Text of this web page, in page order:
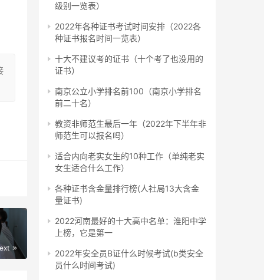
毕
级别一览表）
2022年各种证书考试时间安排（2022各
种证书报名时间一览表）
十大不建议考的证书（十个考了也没用的
证书）
南京公立小学排名前100（南京小学排名
前二十名）
教资非师范生最后一年（2022年下半年非
师范生可以报名吗）
适合内向老实女生的10种工作（单纯老实
女生适合什么工作）
各种证书含金量排行榜(人社局13大含金
量证书)
2022河南最好的十大高中名单：淮阳中学
上榜，它是第一
2022年安全员B证什么时候考试(b类安全
员什么时间考试)